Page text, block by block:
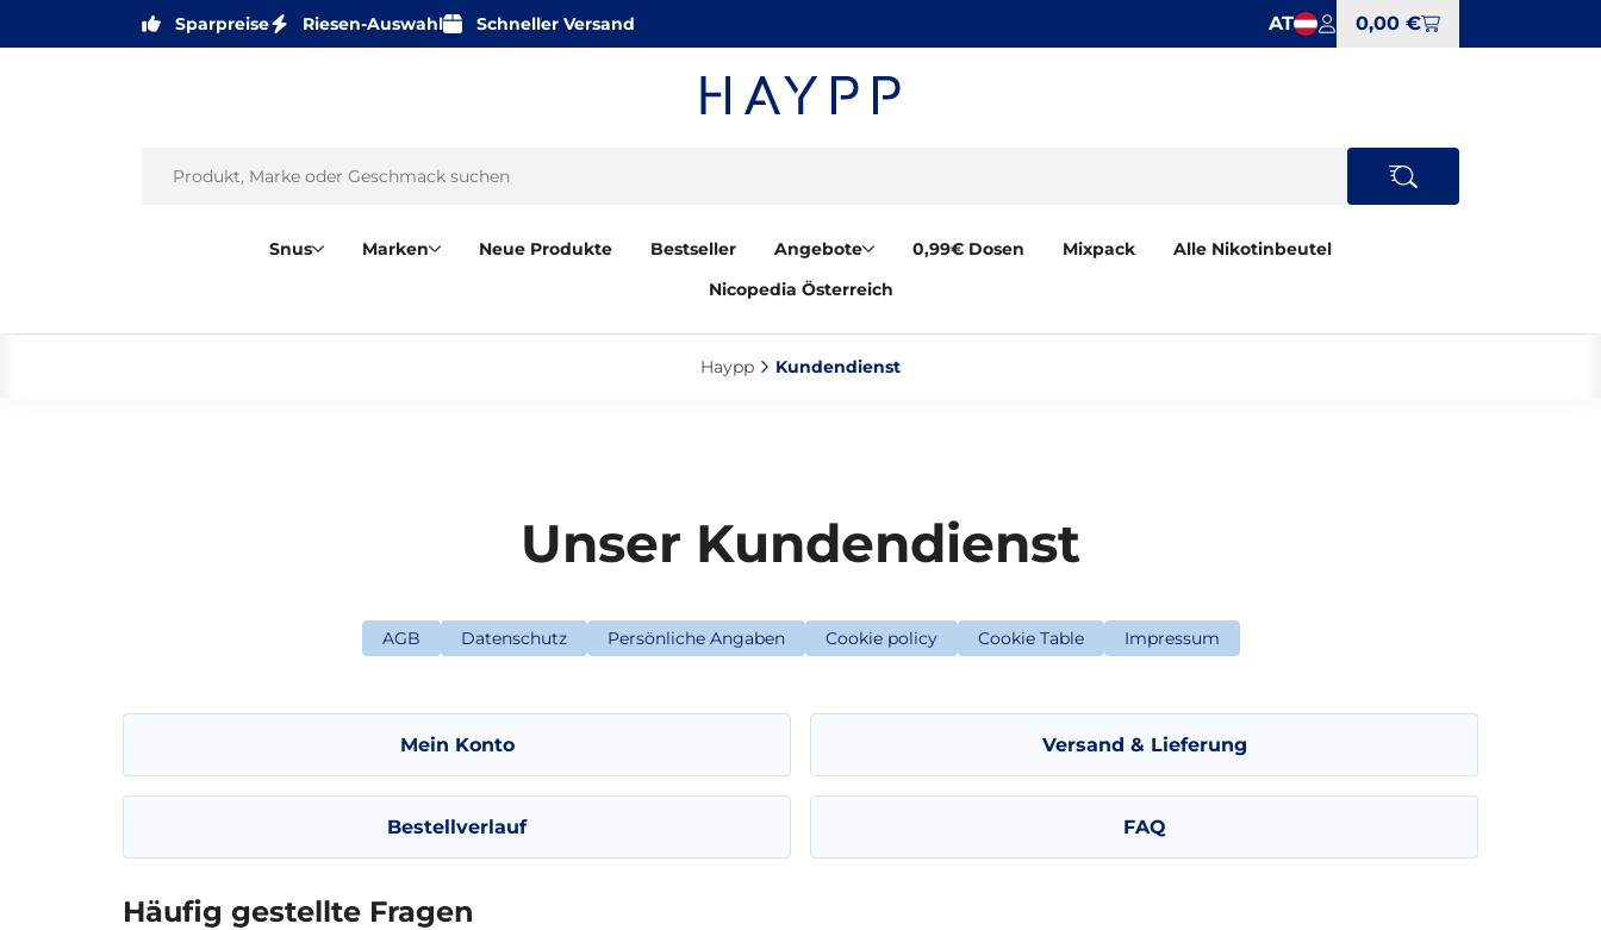
Sparpreise Riesen-Auswahl Schneller Versand AT 0,00 €
Snus Marken Neue Produkte Bestseller Angebote 0,99€ Dosen Mixpack
Alle Nikotinbeutel
Nicopedia Österreich
Haypp‎ Kundendienst‎
Unser Kundendienst
AGB Datenschutz Persönliche Angaben Cookie policy Cookie Table Impressum
Mein Konto Versand & Lieferung
Bestellverlauf FAQ
Häufig gestellte Fragen